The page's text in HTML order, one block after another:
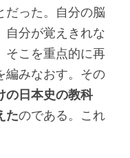
だった。自分の脳
自分が覚えきれな
そこを重点的に再
編みなおす。その
の日本史の教科
たのである。これ